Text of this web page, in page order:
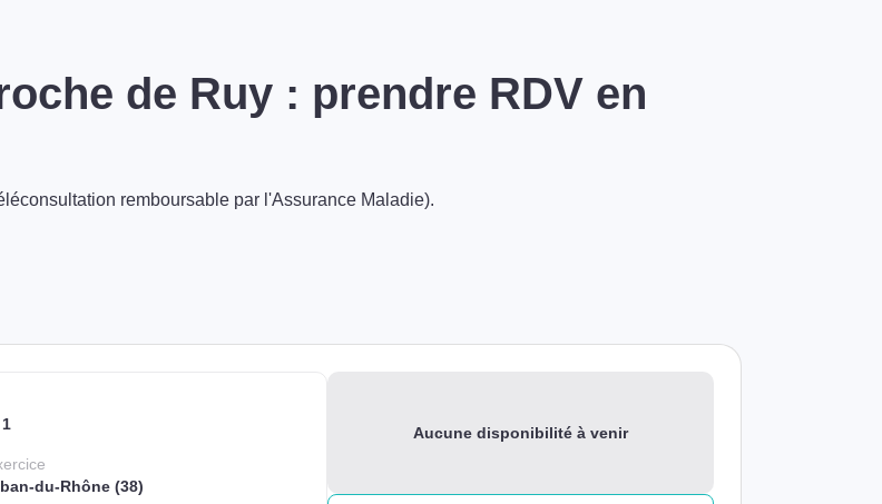
de Ruy : prendre RDV en
remboursable par l'Assurance Maladie).
du-Rhône (38)
Aucune disponibilité à venir